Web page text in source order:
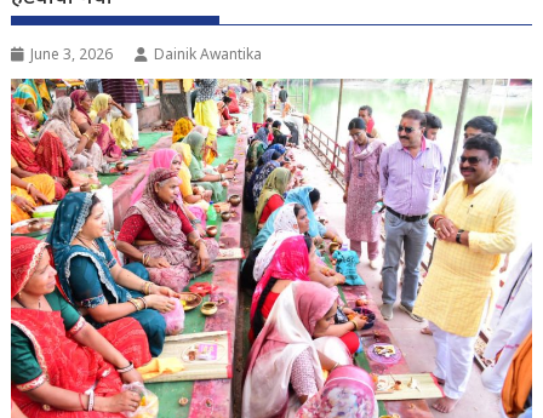
June 3, 2026 Dainik Awantika